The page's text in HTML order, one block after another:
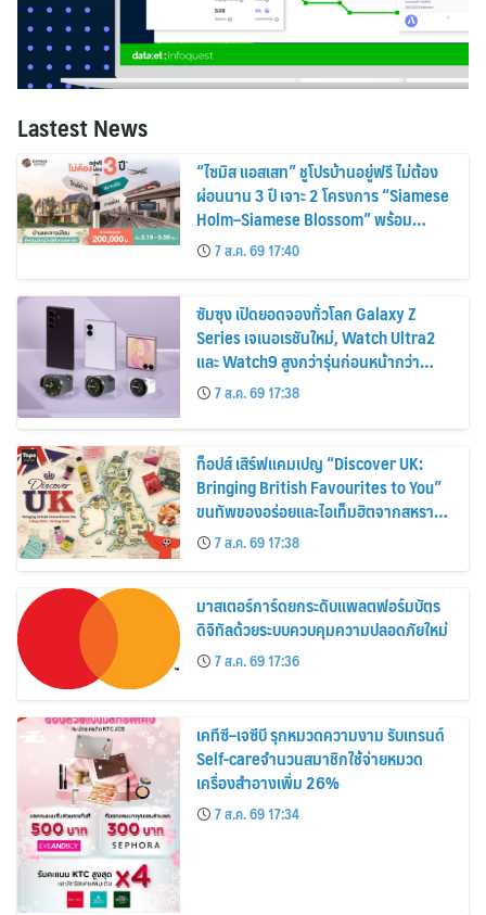
Lastest News
“ไซมิส แอสเสท” ชูโปรบ้านอยู่ฟรี ไม่ต้อง
ผ่อนนาน 3 ปี เจาะ 2 โครงการ “Siamese
Holm–Siamese Blossom” พร้อม
ส่วนลดและสิทธิพิเศษถึง 31 สิงหาคม
2569
7 ส.ค. 69 17:40
ซัมซุง เปิดยอดจองทั่วโลก Galaxy Z
Series เจเนอเรชันใหม่, Watch Ultra2
และ Watch9 สูงกว่ารุ่นก่อนหน้ากว่า
30%7 ส.ค. 69 17:38
ท็อปส์ เสิร์ฟแคมเปญ “Discover UK:
Bringing British Favourites to You”
ขนทัพของอร่อยและไอเท็มฮิตจากสหราช
อาณาจักร ส่งตรงถึงมือตั้งแต่วันนี้ – 18
สิงหาคมนี้
7 ส.ค. 69 17:38
มาสเตอร์การ์ดยกระดับแพลตฟอร์มบัตร
ดิจิทัลด้วยระบบควบคุมความปลอดภัยใหม่
7 ส.ค. 69 17:36
เคทีซี–เจซีบี รุกหมวดความงาม รับเทรนด์
Self-careจำนวนสมาชิกใช้จ่ายหมวด
เครื่องสำอางเพิ่ม 26%
7 ส.ค. 69 17:34